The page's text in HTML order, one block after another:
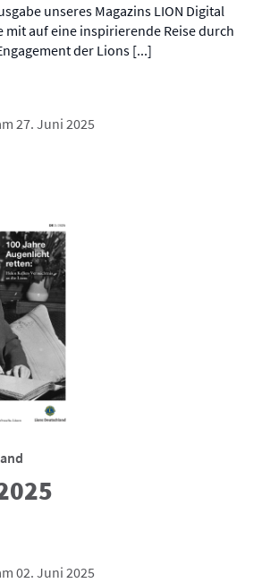
unseres Magazins LION Digital
mit auf eine inspirierende Reise durch
der Lions [...]
27. Juni 2025
02. Juni 2025